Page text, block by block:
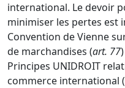
international. Le devoir
minimiser les pertes est
Convention de Vienne
de marchandises (art. 77
Principes UNIDROIT
commerce international (